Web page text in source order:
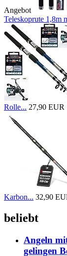
Angebot
Teleskoprute 1,8m
Rolle... 27,90 EUR
Karbon... 32,90
beliebt
Angeln
gelingen